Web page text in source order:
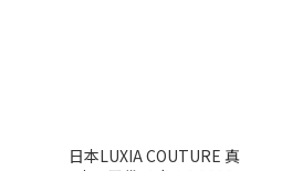
日本LUXIA COUTURE 真